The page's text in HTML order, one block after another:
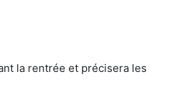
la rentrée et précisera les